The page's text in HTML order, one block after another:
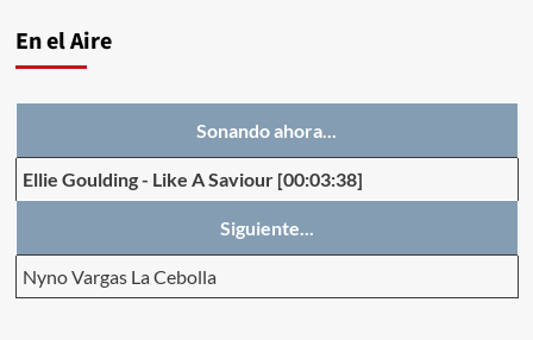
En el Aire
Sonando ahora...
Ellie Goulding- Like A Saviour [00:03:38]
Siguiente...
Nyno Vargas La Cebolla